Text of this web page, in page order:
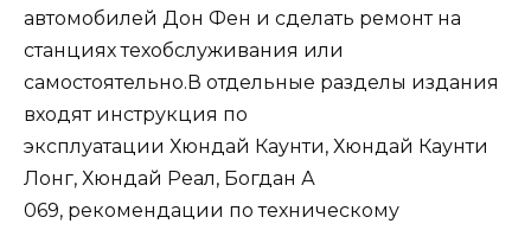
автомобилей Дон Фен и сделать ремонт на
станциях техобслуживания или
самостоятельно.В отдельные разделы издания
входят инструкция по
эксплуатации Хюндай Каунти, Хюндай Каунти
Лонг, Хюндай Реал, Богдан А
069, рекомендации по техническому